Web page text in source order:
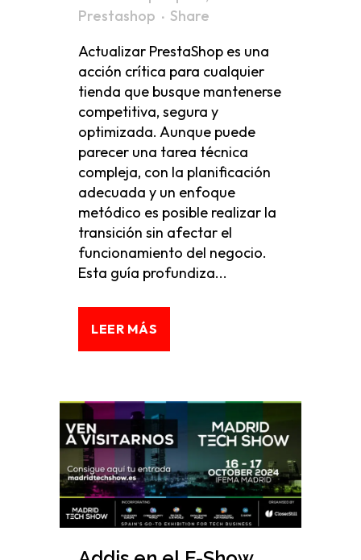
Prestashop
Share
Actualizar PrestaShop es una
acción crítica para cualquier
tienda que busque mantenerse
competitiva, segura y
optimizada. Aunque puede
parecer una tarea técnica
compleja, con la planificación
adecuada y un enfoque
metódico es posible realizar la
transición sin afectar el
funcionamiento del negocio.
Esta guía profundiza...
LEER MÁS